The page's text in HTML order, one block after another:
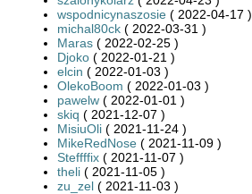
wspodnicynaszosie ( 2022-04-17 )
michal80ck ( 2022-03-31 )
Maras ( 2022-02-25 )
Djoko ( 2022-01-21 )
elcin ( 2022-01-03 )
OlekoBoom ( 2022-01-03 )
pawelw ( 2022-01-01 )
skiq ( 2021-12-07 )
MisiuOli ( 2021-11-24 )
MikeRedNose ( 2021-11-09 )
Steffffix ( 2021-11-07 )
theli ( 2021-11-05 )
zu_zel ( 2021-11-03 )